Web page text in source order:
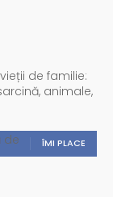
de familie:
animale,
ÎMI PLACE
de